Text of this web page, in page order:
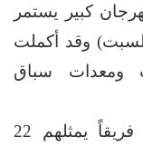
كبير يستمر
السبت) وقد أكملت
ومعدات سباق
ويشارك في السباق التاريخي 11 فريقاً يمثلهم 22